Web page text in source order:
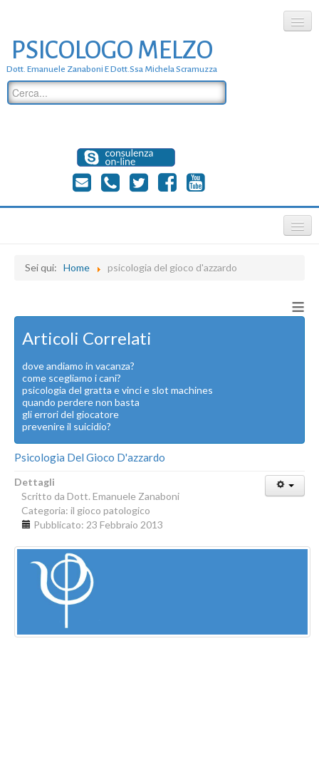
chi siamo
dove siamo
dott. Emanuele Zanaboni
dott.ssa michela scramuzza
PSICOLOGO MELZO
Dott. Emanuele Zanaboni E Dott.ssa Michela Scramuzza
Sei qui: Home psicologia del gioco d'azzardo
≡
Articoli Correlati
dove andiamo in vacanza?
come scegliamo i cani?
psicologia del gratta e vinci e slot machines
quando perdere non basta
gli errori del giocatore
prevenire il suicidio?
Psicologia Del Gioco D'azzardo
Dettagli
Scritto da Dott. Emanuele Zanaboni
Categoria: il gioco patologico
Pubblicato: 23 Febbraio 2013